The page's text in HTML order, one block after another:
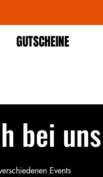
GUTSCHEINE
bei uns
Events